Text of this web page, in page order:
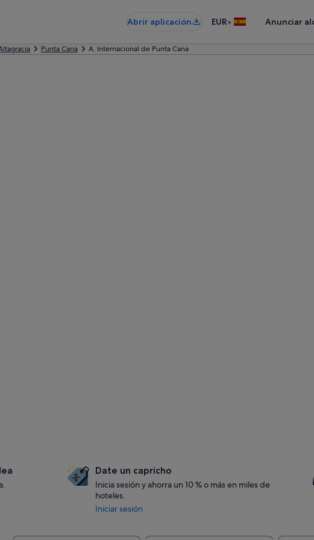
Abrir aplicación EUR• Anunciar
Punta Cana A. Internacional de Punta Cana
Date un capricho
Inicia sesión y ahorra un 10 % o más en miles de
hoteles.
Iniciar sesión